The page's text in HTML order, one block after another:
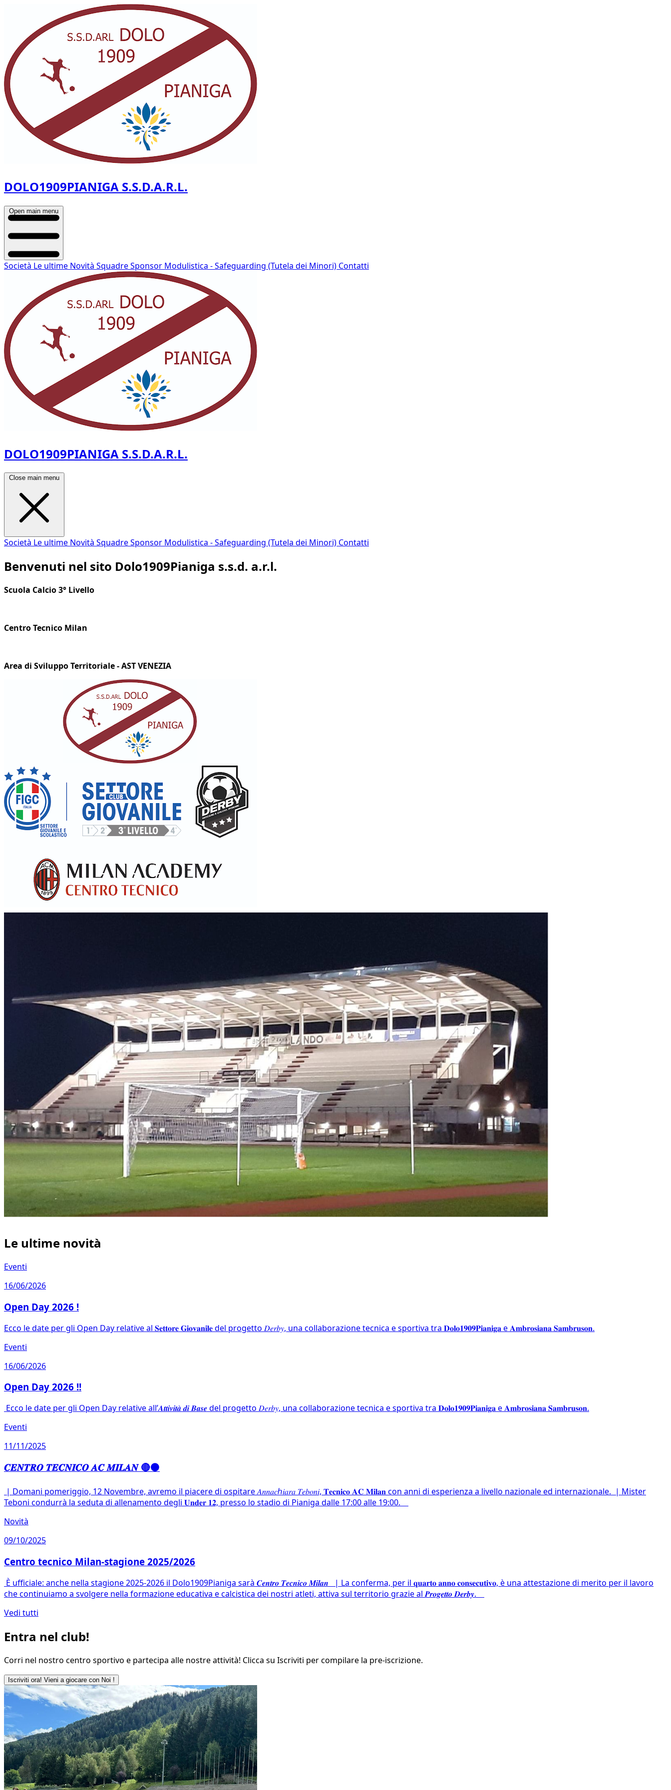
DOLO1909PIANIGA S.S.D.A.R.L.
Open main menu
Società Le ultime Novità SquadreSponsor Modulistica - Safeguarding (Tutela dei Minori) Contatti
DOLO1909PIANIGA S.S.D.A.R.L.
Close main menu
Società Le ultime Novità SquadreSponsor Modulistica - Safeguarding (Tutela dei Minori) Contatti
Benvenuti nel sito Dolo1909Pianiga s.s.d. a.r.l.
Scuola Calcio 3° Livello
Centro Tecnico Milan
Area di Sviluppo Territoriale - AST VENEZIA
Le ultime novità
Eventi
16/06/2026
Open Day 2026 !
Ecco le date per gli Open Day relative al 𝐒𝐞𝐭𝐭𝐨𝐫𝐞 𝐆𝐢𝐨𝐯𝐚𝐧𝐢𝐥𝐞 del progetto 𝐷𝑒𝑟𝑏𝑦, una collaborazione tecnica e sportiva tra 𝐃𝐨𝐥𝐨𝟏𝟗𝟎𝟗𝐏𝐢𝐚𝐧𝐢𝐠𝐚 e 𝐀𝐦𝐛𝐫𝐨𝐬𝐢𝐚𝐧𝐚 𝐒𝐚𝐦𝐛𝐫𝐮𝐬𝐨𝐧.
Eventi
16/06/2026
Open Day 2026 !!
Ecco le date per gli Open Day relative all’𝑨𝒕𝒕𝒊𝒗𝒊𝒕𝒂̀ 𝒅𝒊 𝑩𝒂𝒔𝒆 del progetto 𝐷𝑒𝑟𝑏𝑦, una collaborazione tecnica e sportiva tra 𝐃𝐨𝐥𝐨𝟏𝟗𝟎𝟗𝐏𝐢𝐚𝐧𝐢𝐠𝐚 e 𝐀𝐦𝐛𝐫𝐨𝐬𝐢𝐚𝐧𝐚 𝐒𝐚𝐦𝐛𝐫𝐮𝐬𝐨𝐧.
Eventi
11/11/2025
𝑪𝑬𝑵𝑻𝑹𝑶 𝑻𝑬𝑪𝑵𝑰𝑪𝑶 𝑨𝑪 𝑴𝑰𝑳𝑨𝑵 🔴⚫️
| Domani pomeriggio, 12 Novembre, avremo il piacere di ospitare 𝐴𝑛𝑛𝑎𝑐ℎ𝑖𝑎𝑟𝑎 𝑇𝑒𝑏𝑜𝑛𝑖, 𝐓𝐞𝐜𝐧𝐢𝐜𝐨 𝐀𝐂 𝐌𝐢𝐥𝐚𝐧 con anni di esperienza a livello nazionale ed internazionale. | Mister
Teboni condurrà la seduta di allenamento degli 𝐔𝐧𝐝𝐞𝐫 𝟏𝟐, presso lo stadio di Pianiga dalle 17:00 alle 19:00.
Novità
09/10/2025
Centro tecnico Milan-stagione 2025/2026
È ufficiale: anche nella stagione 2025-2026 il Dolo1909Pianiga sarà 𝑪𝒆𝒏𝒕𝒓𝒐 𝑻𝒆𝒄𝒏𝒊𝒄𝒐 𝑴𝒊𝒍𝒂𝒏 | La conferma, per il 𝐪𝐮𝐚𝐫𝐭𝐨 𝐚𝐧𝐧𝐨 𝐜𝐨𝐧𝐬𝐞𝐜𝐮𝐭𝐢𝐯𝐨, è una attestazione di merito per il lavoro
che continuiamo a svolgere nella formazione educativa e calcistica dei nostri atleti, attiva sul territorio grazie al 𝑷𝒓𝒐𝒈𝒆𝒕𝒕𝒐 𝑫𝒆𝒓𝒃𝒚.
Vedi tutti
Entra nel club!
Corri nel nostro centro sportivo e partecipa alle nostre attività! Clicca su Iscriviti per compilare la pre-iscrizione.
Iscriviti ora! Vieni a giocare con Noi !